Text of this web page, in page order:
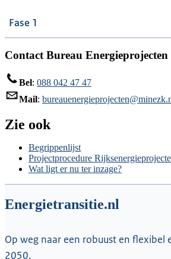
Fase 1
Contact Bureau Energieprojecten
Bel: 088 042 47 47
Mail:
Zie ook
Begrippenlijst
Projectprocedure
Wat ligt er nu ter inzage?
Energietransitie.nl
Op weg naar een robuust en flexibel
2050.